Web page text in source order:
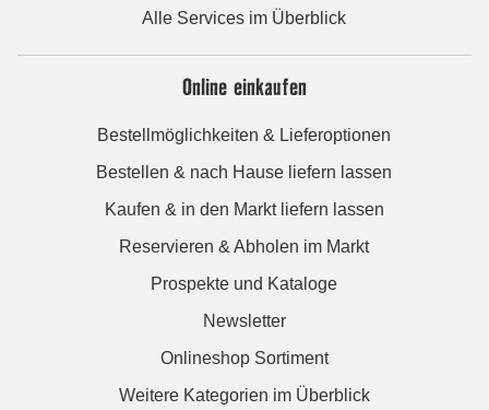
Alle Services im Überblick
Online einkaufen
Bestellmöglichkeiten & Lieferoptionen
Bestellen & nach Hause liefern lassen
Kaufen & in den Markt liefern lassen
Reservieren & Abholen im Markt
Prospekte und Kataloge
Newsletter
Onlineshop Sortiment
Weitere Kategorien im Überblick